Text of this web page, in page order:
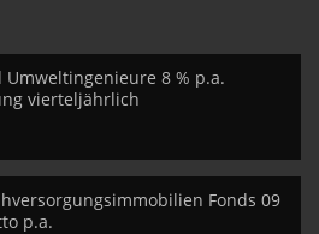
Umweltingenieure 8 % p.a.
vierteljährlich
Fonds 09
p.a.